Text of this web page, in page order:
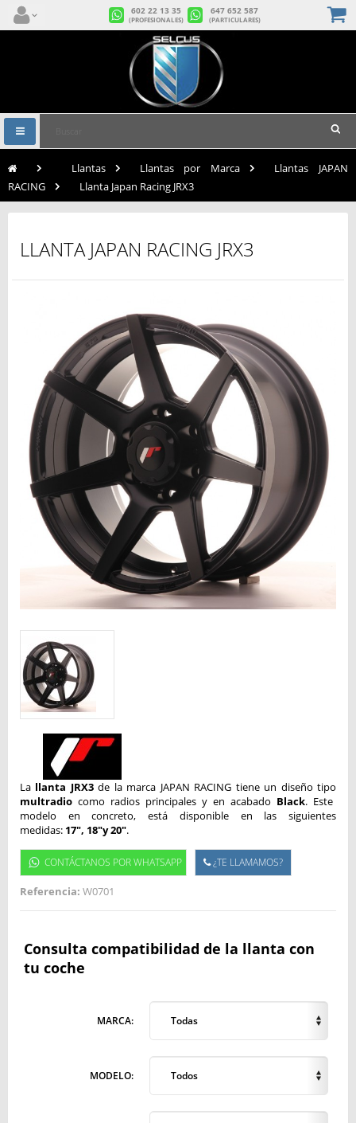
602 22 13 35
(PROFESIONALES)
647 652 587
(PARTICULARES)
Navegación
Toggle
Llantas Llantas por Marca
Llantas JAPAN
RACING
Llanta Japan Racing JRX3
LLANTA JAPAN RACING JRX3
La llanta JRX3de la marca JAPAN RACING tiene un diseño tipo
multradio como radios principales y en acabado Black. Este
modelo en concreto, está disponible en las siguientes
medidas: 17", 18"y 20".
CONTÁCTANOS POR WHATSAPP ¿TE LLAMAMOS?
Referencia: W0701
Consulta compatibilidad de la llanta con
tu coche
MARCA: Todas
MODELO: Todos